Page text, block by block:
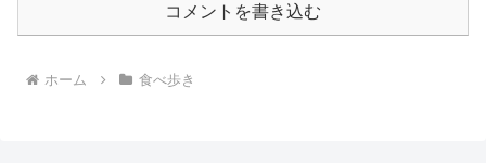
コメントを書き込む
ホーム 食べ歩き